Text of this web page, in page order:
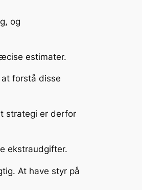
og
estimater.
forstå disse
strategi er derfor
ekstraudgifter.
At have styr på